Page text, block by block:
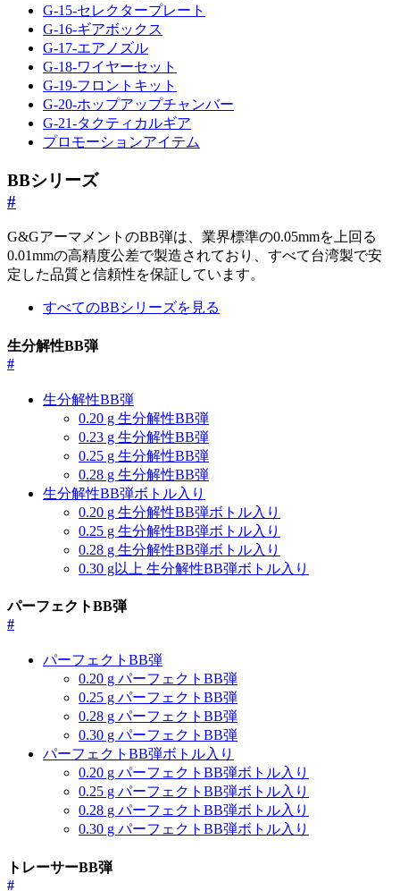
G-15-セレクタープレート
G-16-ギアボックス
G-17-エアノズル
G-18-ワイヤーセット
G-19-フロントキット
G-20-ホップアップチャンバー
G-21-タクティカルギア
プロモーションアイテム
BBシリーズ
#
G&GアーマメントのBB弾は、業界標準の0.05mmを上回る
0.01mmの高精度公差で製造されており、すべて台湾製で安
定した品質と信頼性を保証しています。
すべてのBBシリーズを見る
生分解性BB弾
#
生分解性BB弾
0.20 g 生分解性BB弾
0.23 g 生分解性BB弾
0.25 g 生分解性BB弾
0.28 g 生分解性BB弾
生分解性BB弾ボトル入り
0.20 g 生分解性BB弾ボトル入り
0.25 g 生分解性BB弾ボトル入り
0.28 g 生分解性BB弾ボトル入り
0.30 g以上 生分解性BB弾ボトル入り
パーフェクトBB弾
#
パーフェクトBB弾
0.20 g パーフェクトBB弾
0.25 g パーフェクトBB弾
0.28 g パーフェクトBB弾
0.30 g パーフェクトBB弾
パーフェクトBB弾ボトル入り
0.20 g パーフェクトBB弾ボトル入り
0.25 g パーフェクトBB弾ボトル入り
0.28 g パーフェクトBB弾ボトル入り
0.30 g パーフェクトBB弾ボトル入り
トレーサーBB弾
#